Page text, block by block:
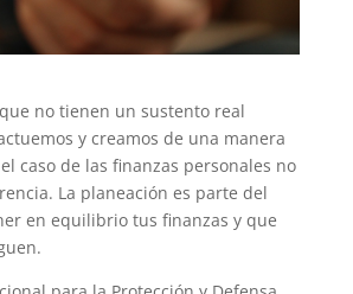
que no tienen un sustento real
y creamos de una manera
caso de las finanzas personales no
La planeación es parte del
en equilibrio tus finanzas y que